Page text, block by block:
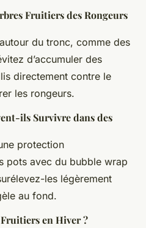
Fruitiers des Rongeurs
du tronc, comme des
d’accumuler des
directement contre le
les rongeurs.
ils Survivre dans des
protection
pots avec du bubble wrap
les légèrement
au fond.
en Hiver ?